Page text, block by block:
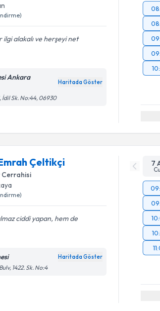
alakalı ve herşeyi net
Ankara
Haritada Göster
İdil Sk. No:44, 06930
Çeltikçi
Cerrahisi
ciddi yapan, hem de
Haritada Göster
1422. Sk. No:4
7
Randevu